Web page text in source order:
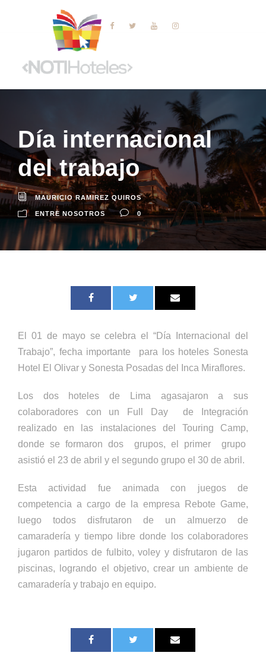
Día internacional
del trabajo
MAURICIO RAMIREZ QUIROS
ENTRE NOSOTROS 0
El 01 de mayo se celebra el “Día Internacional del
Trabajo”, fecha importante para los hoteles Sonesta
Hotel El Olivar y Sonesta Posadas del Inca Miraflores.
Los dos hoteles de Lima agasajaron a sus
colaboradores con un Full Day de Integración
realizado en las instalaciones del Touring Camp,
donde se formaron dos grupos, el primer grupo
asistió el 23 de abril y el segundo grupo el 30 de abril.
Esta actividad fue animada con juegos de
competencia a cargo de la empresa Rebote Game,
luego todos disfrutaron de un almuerzo de
camaradería y tiempo libre donde los colaboradores
jugaron partidos de fulbito, voley y disfrutaron de las
piscinas, logrando el objetivo, crear un ambiente de
camaradería y trabajo en equipo.